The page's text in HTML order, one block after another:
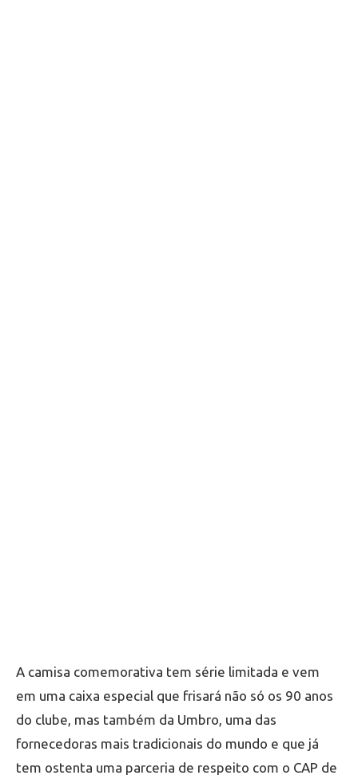
A camisa comemorativa tem série limitada e vem
em uma caixa especial que frisará não só os 90 anos
do clube, mas também da Umbro, uma das
fornecedoras mais tradicionais do mundo e que já
tem ostenta uma parceria de respeito com o CAP de